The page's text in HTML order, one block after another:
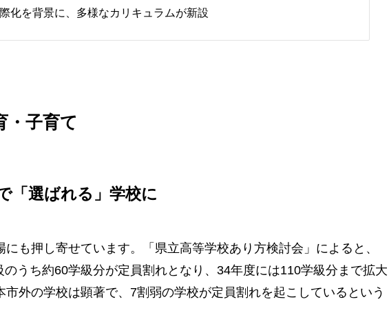
化を背景に、多様なカリキュラムが新設
・子育て
「選ばれる」学校に
も押し寄せています。「県立高等学校あり方検討会」によると、
うち約60学級分が定員割れとなり、34年度には110学級分まで拡大
外の学校は顕著で、7割弱の学校が定員割れを起こしているという